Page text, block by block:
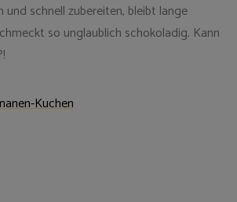
und schnell zubereiten, bleibt lange
so unglaublich schokoladig. Kann